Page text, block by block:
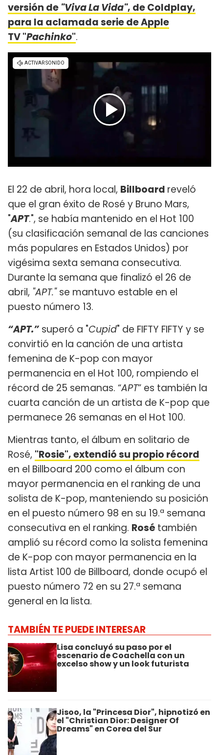
versión de "Viva La Vida", de Coldplay,
para la aclamada serie de Apple
TV "Pachinko".
El 22 de abril, hora local, Billboard reveló
que el gran éxito de Rosé y Bruno Mars,
"APT.", se había mantenido en el Hot 100
(su clasificación semanal de las canciones
más populares en Estados Unidos) por
vigésima sexta semana consecutiva.
Durante la semana que finalizó el 26 de
abril, "APT."se mantuvo estable en el
puesto número 13.
“APT.” superó a "Cupid" de FIFTY FIFTY y se
convirtió en la canción de una artista
femenina de K-pop con mayor
permanencia en el Hot 100, rompiendo el
récord de 25 semanas. “APT” es también la
cuarta canción de un artista de K-pop que
permanece 26 semanas en el Hot 100.
Mientras tanto, el álbum en solitario de
Rosé, "Rosie", extendió su propio récord
en el Billboard 200 como el álbum con
mayor permanencia en el ranking de una
solista de K-pop, manteniendo su posición
en el puesto número 98 en su 19.ª semana
consecutiva en el ranking. Rosé también
amplió su récord como la solista femenina
de K-pop con mayor permanencia en la
lista Artist 100 de Billboard, donde ocupó el
puesto número 72 en su 27.ª semana
general en la lista.
TAMBIÉN TE PUEDE INTERESAR
Lisa concluyó su paso por el
escenario de Coachella con un
excelso show y un look futurista
Jisoo, la "Princesa Dior", hipnotizó en
el "Christian Dior: Designer Of
Dreams" en Corea del Sur